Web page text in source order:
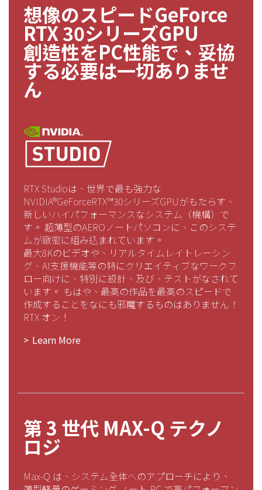
想像のスピードGeForce
RTX 30シリーズGPU
創造性をPC性能で、妥協
する必要は一切ありませ
ん
RTX Studioは、世界で最も強力な
NVIDIA®GeForceRTX™30シリーズGPUがもたらす、
新しいハイパフォーマンスなシステム（機構）で
す。 超薄型のAEROノートパソコンに、このシステ
ムが緻密に組み込まれています。
最大8Kのビデオや、リアルタイムレイトレーシン
グ、AI支援機能等の特にクリエイティブなワークフ
ロー向けに、特別に設計、及び、テストがなされて
います。 もはや、最高の作品を最高のスピードで
作成することをなにも邪魔するものはありません！
RTX オン！
Learn More
第 3 世代 MAX-Q テクノ
ロジ
Max-Q は、システム全体へのアプローチにより、